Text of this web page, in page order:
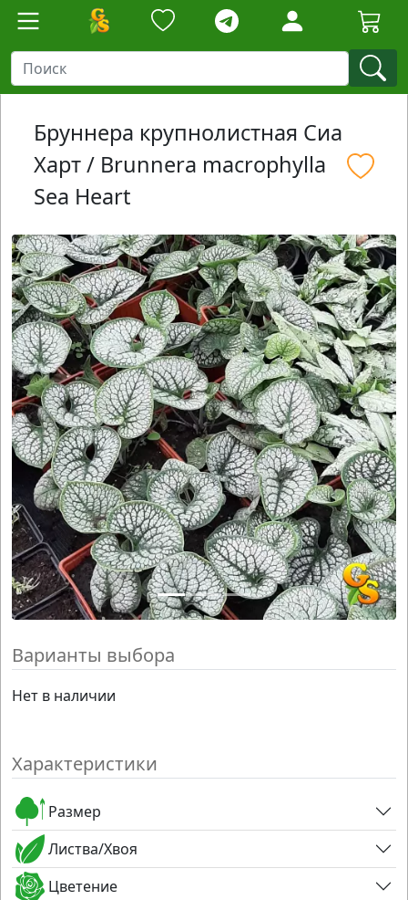
Бруннера крупнолистная Сиа
Харт / Brunnera macrophylla
Sea Heart
Варианты выбора
Нет в наличии
Характеристики
Размер
Листва/Хвоя
Цветение